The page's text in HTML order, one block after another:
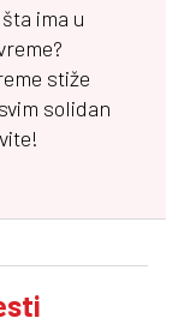
ima u
stiže
solidan